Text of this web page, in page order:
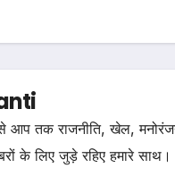
आप तक राजनीति, खेल,
के लिए जुड़े रहिए हमारे साथ।